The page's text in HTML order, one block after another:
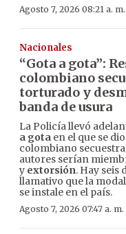
Agosto 7, 2026 08:21 a. m.
Nacionales
“Gota a gota”:
colombiano
torturado y
banda de usura
La Policía llevó
a gota en el que se
colombiano
autores serían
y extorsión. Hay seis
llamativo que la
se instale en el país.
Agosto 7, 2026 07:47 a. m.